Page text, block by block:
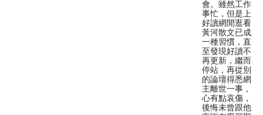
會。雖然工作
事忙，但是上
好讀網閒逛看
黃河散文已成
一種習慣，直
至發現好讀不
再更新，繼而
停站，再從別
的論壇得悉網
主離世一事，
心有點哀傷，
後悔未曾跟他